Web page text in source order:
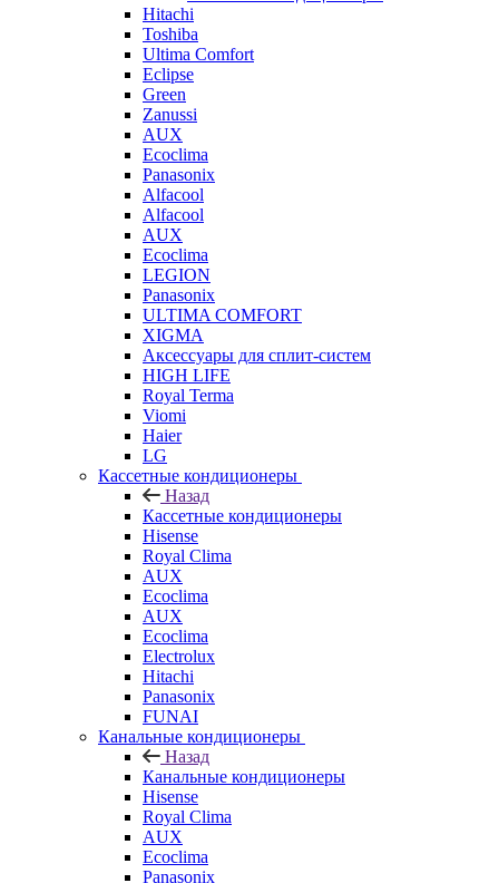
Hitachi
Toshiba
Ultima Comfort
Eclipse
Green
Zanussi
AUX
Ecoclima
Panasonix
Alfacool
Alfacool
AUX
Ecoclima
LEGION
Panasonix
ULTIMA COMFORT
XIGMA
Аксессуары для сплит-систем
HIGH LIFE
Royal Terma
Viomi
Haier
LG
Кассетные кондиционеры
Назад
Кассетные кондиционеры
Hisense
Royal Clima
AUX
Ecoclima
AUX
Ecoclima
Electrolux
Hitachi
Panasonix
FUNAI
Канальные кондиционеры
Назад
Канальные кондиционеры
Hisense
Royal Clima
AUX
Ecoclima
Panasonix